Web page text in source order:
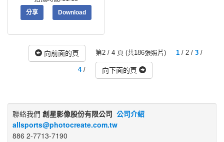
分享 Download
向前面的頁 第2 / 4 頁 (共186張照片) 1/ 2 / 3/
4/ 向下面的頁
聯絡我們 創星影像股份有限公司 公司介紹
allsports@photocreate.com.tw
886 2-7713-7190